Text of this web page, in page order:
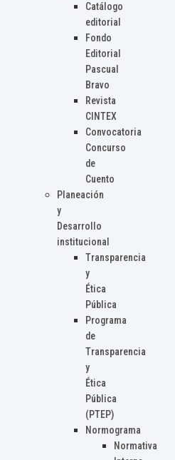
Catálogo
editorial
Fondo
Editorial
Pascual
Bravo
Revista
CINTEX
Convocatoria
Concurso
de
Cuento
Planeación
y
Desarrollo
institucional
Transparencia
y
Ética
Pública
Programa
de
Transparencia
y
Ética
Pública
(PTEP)
Normograma
Normativa